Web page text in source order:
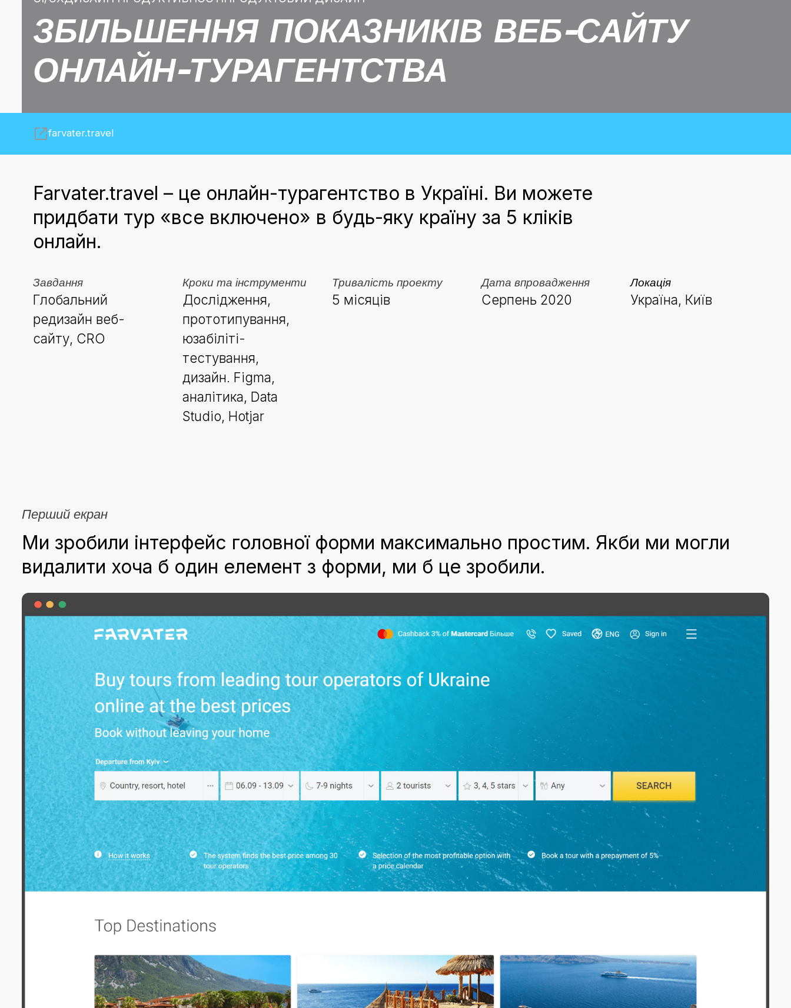
ЗБІЛЬШЕННЯ ПОКАЗНИКІВ ВЕБ-САЙТУ
ОНЛАЙН-ТУРАГЕНТСТВА
farvater.travel
Farvater.travel – це онлайн-турагентство в Україні. Ви можете
придбати тур «все включено» в будь-яку країну за 5 кліків
онлайн.
Завдання
Глобальний
редизайн веб-
сайту, CRO
Кроки та інструменти
Дослідження,
прототипування,
юзабіліті-
тестування,
дизайн. Figma,
аналітика, Data
Studio, Hotjar
Тривалість проекту
5 місяців
Дата впровадження
Серпень 2020
Локація
Україна, Київ
Перший екран
Ми зробили інтерфейс головної форми максимально простим. Якби ми могли
видалити хоча б один елемент з форми, ми б це зробили.